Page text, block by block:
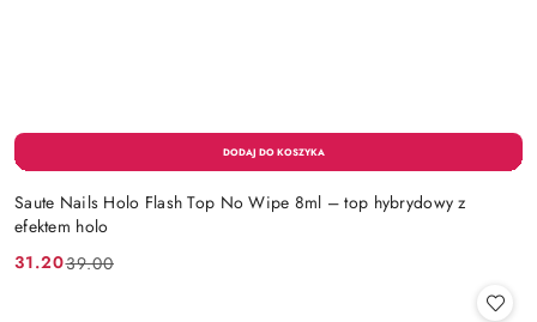
Saute Nails Holo Flash Top No Wipe 8ml – top hybrydowy z
efektem holo
Cena
31.20
Cena 39.00